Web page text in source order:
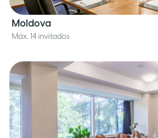
Moldova
Máx. 14 invitados